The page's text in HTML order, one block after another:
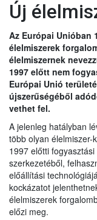
Új
Az Európai Unióban
élelmiszerek
élelmiszernek
1997 előtt nem
Európai Unió
újszerűségéből
vethet fel.
A jelenleg hatályban
több olyan
1997 előtti
szerkezetéből,
előállítási
kockázatot
élelmiszerek
előzi meg.